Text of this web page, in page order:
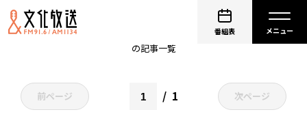
番組表
の記事一覧
前ページ 1 次ページ